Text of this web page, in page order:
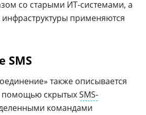
со старыми ИТ-системами, а
инфраструктуры применяются
SMS
также описывается
помощью скрытыхSMS-
командами